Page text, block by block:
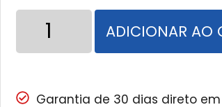
ADICIONAR AO
Garantia de 30 dias direto